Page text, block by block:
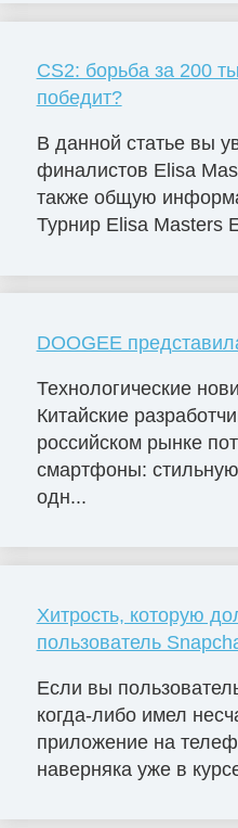
CS2: борьба за 200
победит?
В данной статье вы
финалистов Elisa
также общую
Турнир Elisa Masters
DOOGEE
Технологические
Китайские
российском рынке
смартфоны:
одн...
Хитрость, которую
пользователь
Если вы
когда-либо имел
приложение на
наверняка уже в